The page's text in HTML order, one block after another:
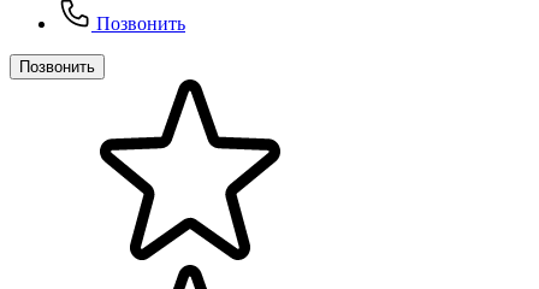
Позвонить
Позвонить